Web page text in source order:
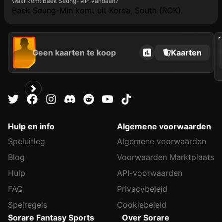
Baek Seung-Min komt uit Korea, South (ROK).
Geen kaarten te koop Kaarten
2025
Hulp en info
Speluitleg
Blog
Hulp
FAQ
Spelregels
Algemene voorwaarden
Algemene voorwaarden
Voorwaarden Marktplaats
API-voorwaarden
Privacybeleid
Cookiebeleid
Sorare Fantasy Sports
Over Sorare